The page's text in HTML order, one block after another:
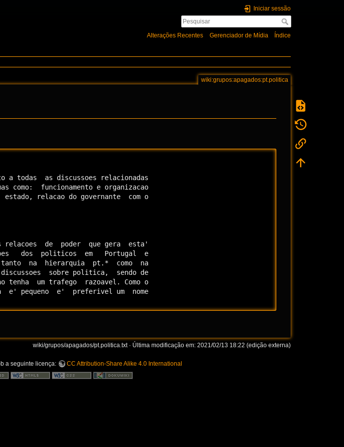
Iniciar sessão
Alterações Recentes Gerenciador de Mídia Índice
wiki:grupos:apagados:pt.politica
a todas  as discussoes relacionadas
como:  funcionamento e organizacao
estado, relacao do governante  com o
de  poder  que gera  esta'
dos  politicos  em   Portugal  e
na  hierarquia  pt.*  como  na
sobre politica,  sendo de
tenha  um trafego  razoavel. Como o
e' pequeno  e'  preferivel um  nome
wiki/grupos/apagados/pt.politica.txt· Última modificação em: 2021/02/13 18:22 (edição externa)
a seguinte licença: CC Attribution-Share Alike 4.0 International